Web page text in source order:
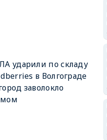
ударили по складу
в Волгограде
заволокло